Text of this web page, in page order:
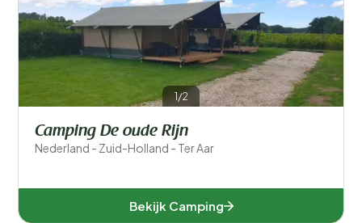
1/2
Camping De oude Rijn
Nederland - Zuid-Holland - Ter Aar
Bekijk Camping